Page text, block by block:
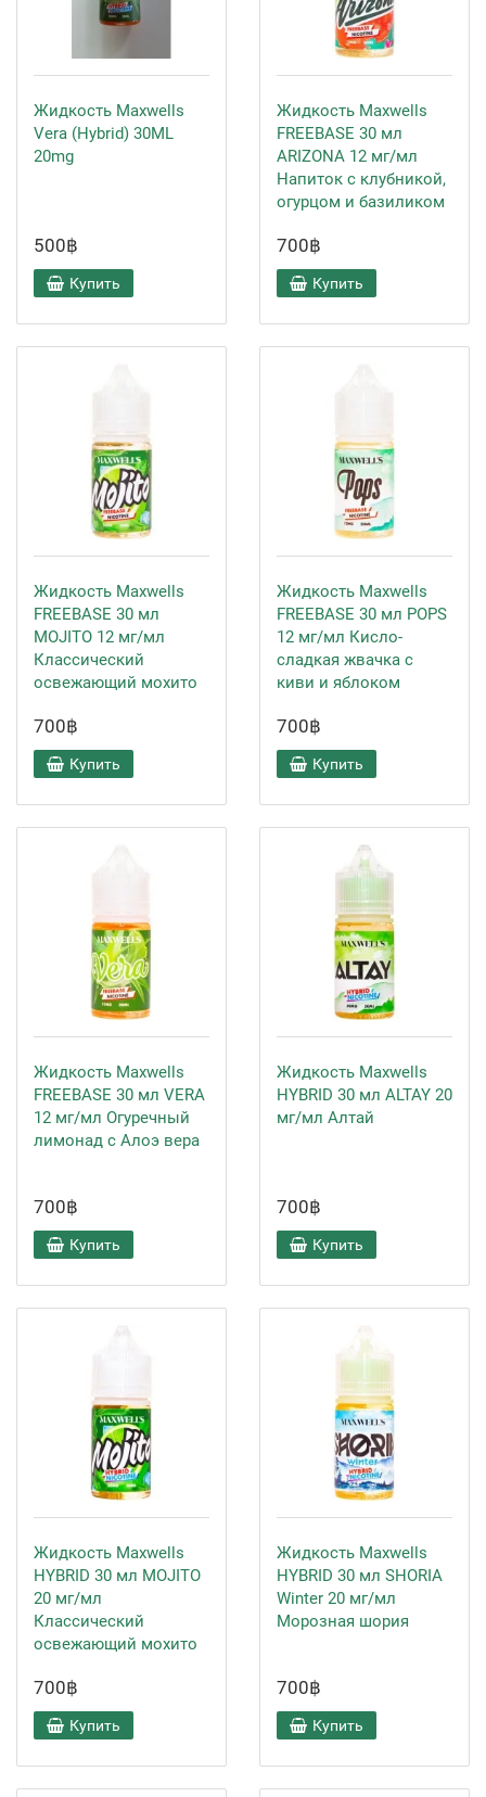
Жидкость Maxwells
Vera (Hybrid) 30ML
20mg
500฿
Купить
Жидкость Maxwells
FREEBASE 30 мл
ARIZONA 12 мг/мл
Напиток с клубникой,
огурцом и базиликом
700฿
Купить
Жидкость Maxwells
FREEBASE 30 мл
MOJITO 12 мг/мл
Классический
освежающий мохито
700฿
Купить
Жидкость Maxwells
FREEBASE 30 мл POPS
12 мг/мл Кисло-
сладкая жвачка с
киви и яблоком
700฿
Купить
Жидкость Maxwells
FREEBASE 30 мл VERA
12 мг/мл Огуречный
лимонад с Алоэ вера
700฿
Купить
Жидкость Maxwells
HYBRID 30 мл ALTAY 20
мг/мл Алтай
700฿
Купить
Жидкость Maxwells
HYBRID 30 мл MOJITO
20 мг/мл
Классический
освежающий мохито
700฿
Купить
Жидкость Maxwells
HYBRID 30 мл SHORIA
Winter 20 мг/мл
Морозная шория
700฿
Купить